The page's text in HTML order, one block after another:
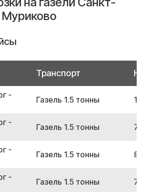
Транспорт
-
Газель 1.5 тонны
-
Газель 1.5 тонны
-
Газель 1.5 тонны
-
Газель 1.5 тонны